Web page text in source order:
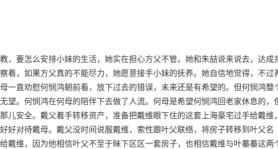
，要怎么安排小妹的生活，她实在担心方父不管。她和朱喆说来说去，达成
着，如果方父真的不能尽力，她愿意接手小妹的抚养。她自信地觉得，不过
一直劝慰何悯鸿朝前看，放下过去的错误，未来还是有希望的。但何悯鸿整
望。何悯鸿在何母的陪伴下去做了人流。何母是希望何悯鸿回老家休息的，
儿安全。戴父着手转移资产，准备把戴维眼下住的这套上海豪宅过手给戴维，
好对待戴母。戴父没时间说服戴维，索性跟叶父联络，将房子转移到叶父名
戴维，因为他相信叶父不至于昧下区区一套房子，也相信戴维与叶蓁蓁这两